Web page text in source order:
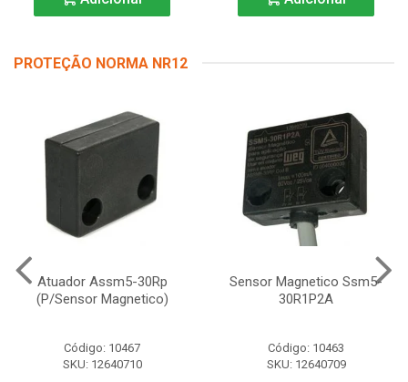
PROTEÇÃO NORMA NR12
Atuador Assm5-30Rp
(P/Sensor Magnetico)
Código: 10467
SKU: 12640710
Sensor Magnetico Ssm5-
30R1P2A
Código: 10463
SKU: 12640709